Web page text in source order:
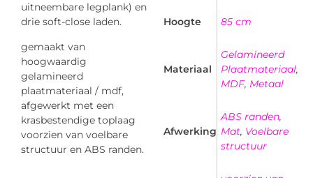
uitneembare legplank) en
drie soft-close laden.
gemaakt van
hoogwaardig
gelamineerd
plaatmateriaal / mdf,
afgewerkt met een
krasbestendige toplaag
voorzien van voelbare
structuur en ABS randen.
Hoogte 85 cm
Materiaal
Gelamineerd
Plaatmateriaal,
MDF, Metaal
Afwerking
ABS randen,
Mat, Voelbare
structuur